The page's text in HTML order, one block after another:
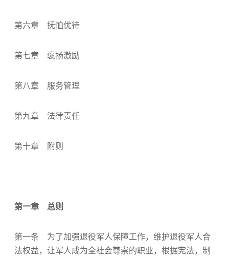
第六章 抚恤优待
第七章 褒扬激励
第八章 服务管理
第九章 法律责任
第十章 附则
第一章 总则
第一条 为了加强退役军人保障工作，维护退役军人合
法权益，让军人成为全社会尊崇的职业，根据宪法，制